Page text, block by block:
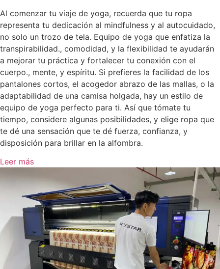
Al comenzar tu viaje de yoga, recuerda que tu ropa
representa tu dedicación al mindfulness y al autocuidado,
no solo un trozo de tela. Equipo de yoga que enfatiza la
transpirabilidad., comodidad, y la flexibilidad te ayudarán
a mejorar tu práctica y fortalecer tu conexión con el
cuerpo., mente, y espíritu. Si prefieres la facilidad de los
pantalones cortos, el acogedor abrazo de las mallas, o la
adaptabilidad de una camisa holgada, hay un estilo de
equipo de yoga perfecto para ti. Así que tómate tu
tiempo, considere algunas posibilidades, y elige ropa que
te dé una sensación que te dé fuerza, confianza, y
disposición para brillar en la alfombra.
Leer más